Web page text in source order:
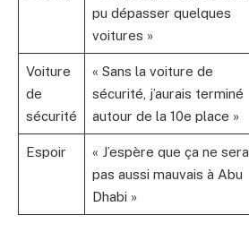
pu dépasser quelques
voitures »
Voiture
de
sécurité
« Sans la voiture de
sécurité, j’aurais terminé
autour de la 10e place »
Espoir
« J’espère que ça ne sera
pas aussi mauvais à Abu
Dhabi »